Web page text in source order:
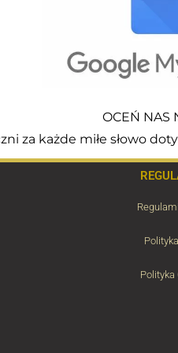
OCEŃ NAS
za każde miłe słowo
Polityka